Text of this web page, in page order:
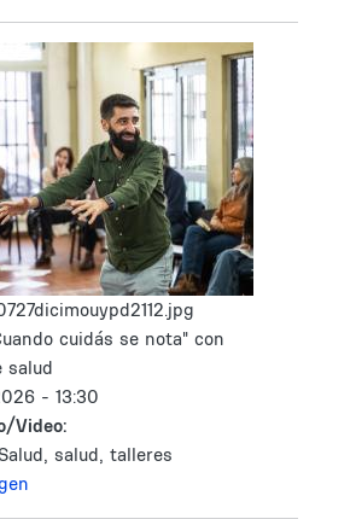
cuidás se nota" con
salud
- 13:30
Video:
salud, talleres